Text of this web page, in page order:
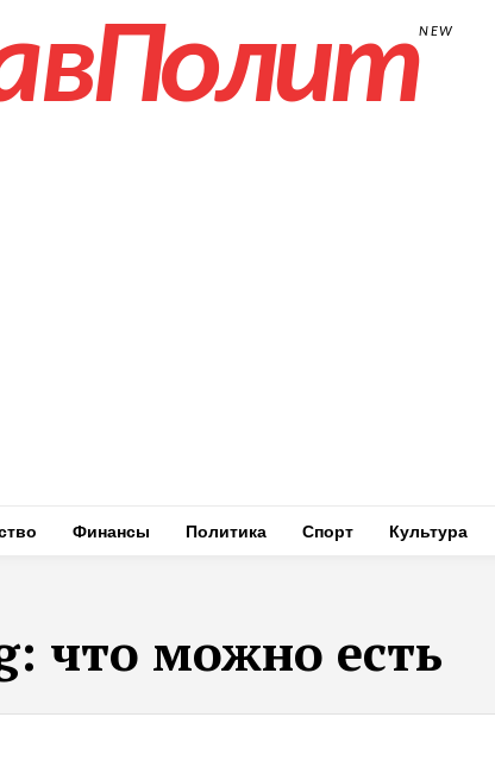
NEW
Финансы Политика Спорт Культура
что можно есть